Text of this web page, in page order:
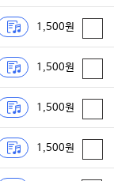
1,500원
1,500원
1,500원
1,500원